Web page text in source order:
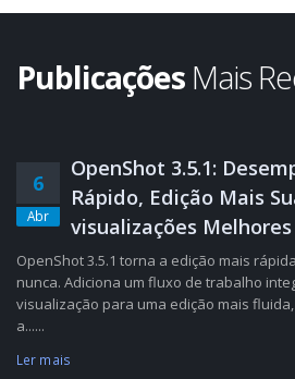
Publicações Mais
6
Abr
OpenShot 3.5.1:
Rápido, Edição Mais
visualizações Melhores
OpenShot 3.5.1 torna a edição mais
nunca. Adiciona um fluxo de trabalho
visualização para uma edição mais
a......
Ler mais